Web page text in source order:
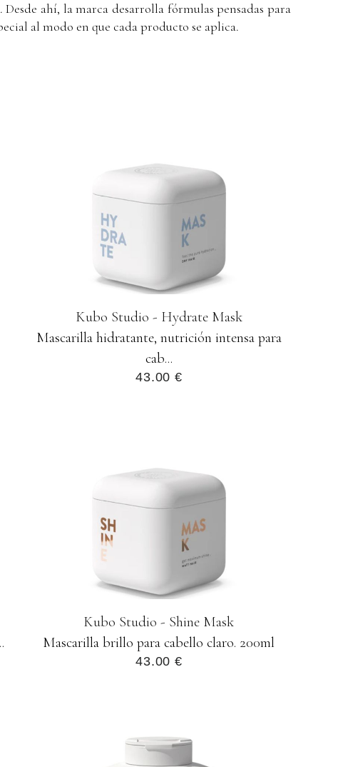
ahí, la marca desarrolla fórmulas pensadas para
al modo en que cada producto se aplica.
Kubo Studio - Hydrate Mask
Mascarilla hidratante, nutrición intensa para
cab...
43.00 €
Kubo Studio - Shine Mask
Mascarilla brillo para cabello claro. 200ml
43.00 €